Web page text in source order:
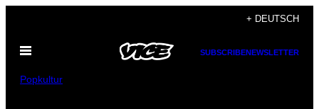
content
+ DEUTSCH
Open
SUBSCRIBENEWSLETTER
Popkultur